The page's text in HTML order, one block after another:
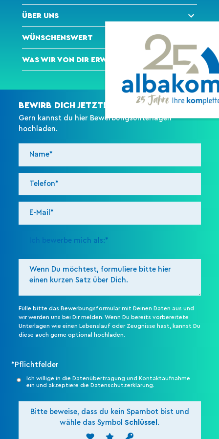
BEWIRB DICH JETZT!
Gern kannst du hier Bewerbungsunterlagen
hochladen.
Fülle bitte das Bewerbungsformular mit Deinen Daten aus und
wir werden uns bei Dir melden. Wenn Du bereits vorbereitete
Unterlagen wie einen Lebenslauf oder Zeugnisse hast, kannst Du
diese auch gerne optional hochladen.
*Pflichtfelder
Ich willige in die Datenübertragung und Kontaktaufnahme
ein und akzeptiere die Datenschutzerklärung.
Bitte beweise, dass du kein Spambot bist und
wähle das Symbol Schlüssel .
ÜBER UNS
WÜNSCHENSWERT
WAS WIR VON DIR ERWARTEN
GERNE KANNST DU AUCH DEINE
BEWERBUNGSUNTERLAGEN HOCHLADEN.
vorbereitete Unterlagen wie einen Lebenslauf oder
hochladen.
*Pflichtfelder
Ich willige in die Datenübertragung und
Datenschutzerklärung.